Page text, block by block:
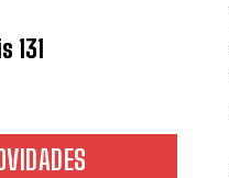
131